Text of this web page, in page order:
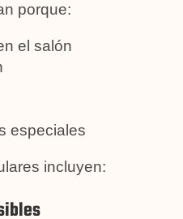
porque:
el salón
especiales
incluyen: